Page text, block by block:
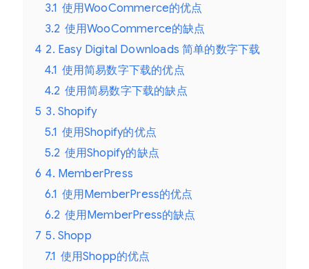
3.1 使用WooCommerce的优点
3.2 使用WooCommerce的缺点
4 2. Easy Digital Downloads 简单的数字下载
4.1 使用简易数字下载的优点
4.2 使用简易数字下载的缺点
5 3. Shopify
5.1 使用Shopify的优点
5.2 使用Shopify的缺点
6 4. MemberPress
6.1 使用MemberPress的优点
6.2 使用MemberPress的缺点
7 5. Shopp
7.1 使用Shopp的优点